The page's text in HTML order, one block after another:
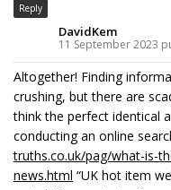
Reply
DavidKem
11 September 2023
Altogether! Finding
crushing, but there are
think the perfect identical
conducting an online
truths.co.uk/pag/what-is-
news.html “UK hot item